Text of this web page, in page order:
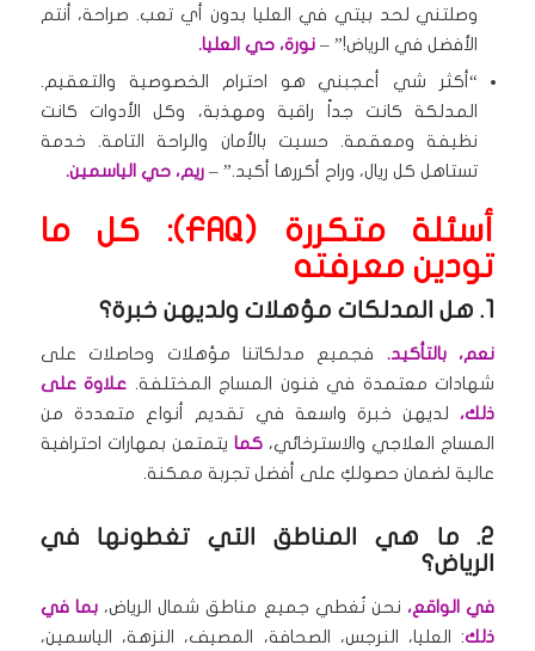
وصلتني لحد بيتي في العليا بدون أي تعب. صراحة، أنتم
الأفضل في الرياض!” – نورة، حي العليا.
“أكثر شي أعجبني هو احترام الخصوصية والتعقيم.
المدلكة كانت جداً راقية ومهذبة، وكل الأدوات كانت
نظيفة ومعقمة. حسيت بالأمان والراحة التامة. خدمة
تستاهل كل ريال، وراح أكررها أكيد.” – ريم، حي الياسمين.
أسئلة متكررة (FAQ): كل ما
تودين معرفته
1. هل المدلكات مؤهلات ولديهن خبرة؟
نعم، بالتأكيد. فجميع مدلكاتنا مؤهلات وحاصلات على
شهادات معتمدة في فنون المساج المختلفة. علاوة على
ذلك، لديهن خبرة واسعة في تقديم أنواع متعددة من
المساج العلاجي والاسترخائي، كمايتمتعن بمهارات احترافية
عالية لضمان حصولكِ على أفضل تجربة ممكنة.
2. ما هي المناطق التي تغطونها في
الرياض؟
في الواقع، نحن نُغطي جميع مناطق شمال الرياض،بما في
ذلك: العليا، النرجس، الصحافة، المصيف، النزهة، الياسمين،